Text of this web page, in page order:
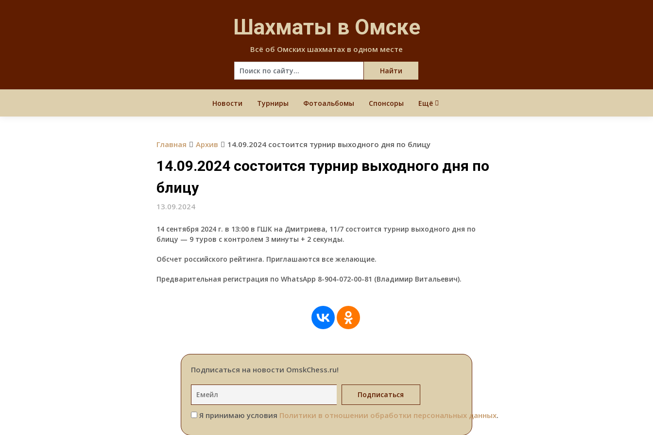
content
Шахматы в Омске
Всё об Омских шахматах в одном месте
Новости Турниры Фотоальбомы Спонсоры Ещё
Главная Архив 14.09.2024 состоится турнир выходного дня по блицу
14.09.2024 состоится турнир выходного дня по
блицу
13.09.2024
14 сентября 2024 г. в 1З:00 в ГШК на Дмитриева, 11/7 состоится турнир выходного дня по
блицу — 9 туров с контролем 3 минуты + 2 секунды.
Обсчет российского рейтинга. Приглашаются все желающие.
Предварительная регистрация по WhatsApp 8-904-072-00-81 (Владимир Витальевич).
Подписаться на новости OmskChess.ru!
Я принимаю условия Политики в отношении обработки персональных данных.